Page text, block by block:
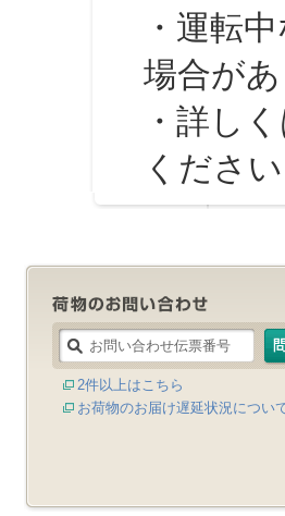
・運転中
場合があ
・詳しく
ください
2件以上はこちら
お荷物のお届け遅延状況につい